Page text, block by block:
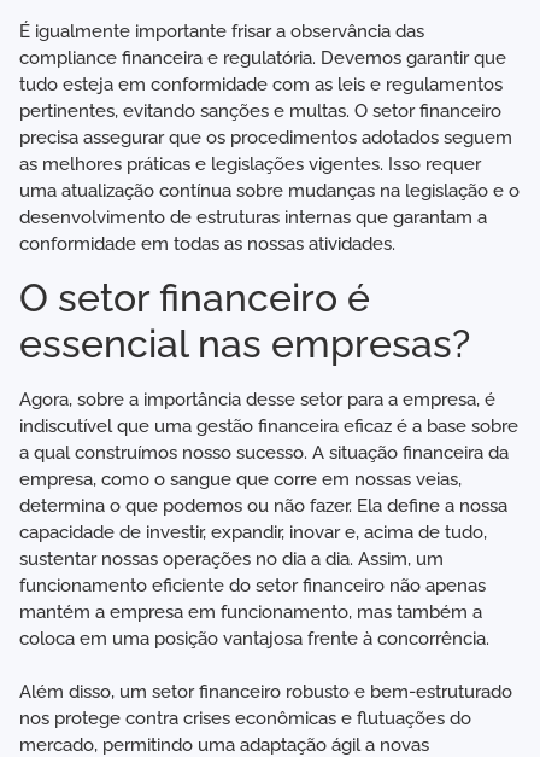
É igualmente importante frisar a observância das
compliance financeira e regulatória. Devemos garantir que
tudo esteja em conformidade com as leis e regulamentos
pertinentes, evitando sanções e multas. O setor financeiro
precisa assegurar que os procedimentos adotados seguem
as melhores práticas e legislações vigentes. Isso requer
uma atualização contínua sobre mudanças na legislação e o
desenvolvimento de estruturas internas que garantam a
conformidade em todas as nossas atividades.
O setor financeiro é
essencial nas empresas?
Agora, sobre a importância desse setor para a empresa, é
indiscutível que uma gestão financeira eficaz é a base sobre
a qual construímos nosso sucesso. A situação financeira da
empresa, como o sangue que corre em nossas veias,
determina o que podemos ou não fazer. Ela define a nossa
capacidade de investir, expandir, inovar e, acima de tudo,
sustentar nossas operações no dia a dia. Assim, um
funcionamento eficiente do setor financeiro não apenas
mantém a empresa em funcionamento, mas também a
coloca em uma posição vantajosa frente à concorrência.
Além disso, um setor financeiro robusto e bem-estruturado
nos protege contra crises econômicas e flutuações do
mercado, permitindo uma adaptação ágil a novas